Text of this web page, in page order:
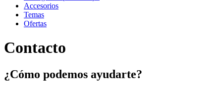
Accesorios
Temas
Ofertas
Contacto
¿Cómo podemos ayudarte?